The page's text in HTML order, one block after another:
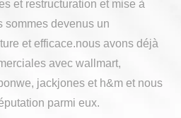
et restructuration et mise à
sommes devenus un
et efficace.nous avons déjà
avec wallmart,
jackjones et h&m et nous
parmi eux.